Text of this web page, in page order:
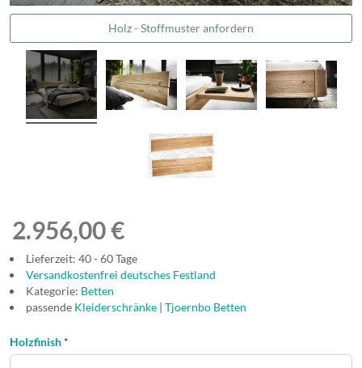
Holz - Stoffmuster anfordern
2.956,00 €
Lieferzeit: 40 - 60 Tage
Versandkostenfrei deutsches Festland
Kategorie: Betten
passende Kleiderschränke | Tjoernbo Betten
Holzfinish *